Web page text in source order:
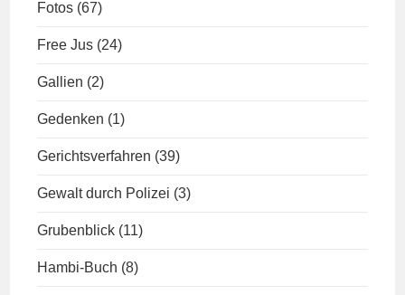
Fotos (67)
Free Jus (24)
Gallien (2)
Gedenken (1)
Gerichtsverfahren (39)
Gewalt durch Polizei (3)
Grubenblick (11)
Hambi-Buch (8)